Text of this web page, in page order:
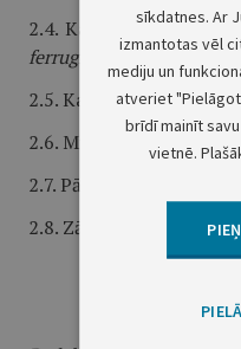
2.4. Kaļķaini zāļu purvi
ferrugineus
2.5. Kaļķaini zāļu purvi
2.6. Minerālvielām
2.7. Pārejas purvi un
2.8. Zāļu purvi ar
sīkdatnes. Ar
izmantotas vēl
mediju un
atveriet
brīdī mainīt
vietnē.